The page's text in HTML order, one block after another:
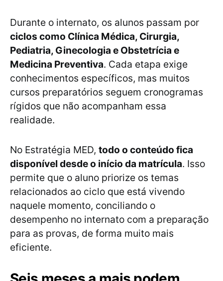
Durante o internato, os alunos passam por
ciclos como Clínica Médica, Cirurgia,
Pediatria, Ginecologia e Obstetrícia e
Medicina Preventiva. Cada etapa exige
conhecimentos específicos, mas muitos
cursos preparatórios seguem cronogramas
rígidos que não acompanham essa
realidade.
No Estratégia MED, todo o conteúdo fica
disponível desde o início da matrícula. Isso
permite que o aluno priorize os temas
relacionados ao ciclo que está vivendo
naquele momento, conciliando o
desempenho no internato com a preparação
para as provas, de forma muito mais
eficiente.